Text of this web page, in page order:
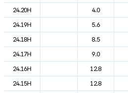
24.20H
4.0
24.19H
5.6
24.18H
8.5
24.17H
9.0
24.16H
12.8
24.15H
12.8